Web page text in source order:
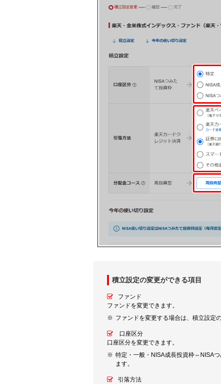
積立設定の変更ができる項目
ファンド
ファンドを変更できます。
ファンドを変更する場合は、積立設定
口座区分
口座区分を変更できます。
特定・一般・NISA成長投資枠⇔NISA
ます。
引落方法